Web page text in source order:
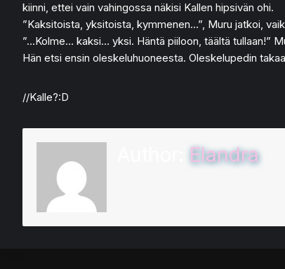
kiinni, ettei vain vahingossa näkisi Kallen hipsivän ohi.
”Kaksitoista, yksitoista, kymmenen…”, Muru jatkoi,
”…Kolme… kaksi… yksi. Häntä piiloon, täältä tullaan!”
Hän etsi ensin oleskeluhuoneesta. Oleskelupedin
//Kalle?:D
Elandra